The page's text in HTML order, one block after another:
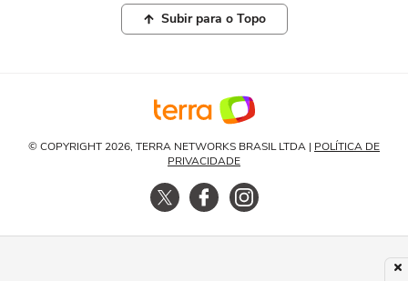
Subir para o Topo
© COPYRIGHT 2026, TERRA NETWORKS BRASIL LTDA | POLÍTICA DE
PRIVACIDADE